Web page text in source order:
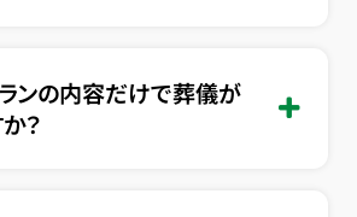
ンの内容だけで葬儀が
？